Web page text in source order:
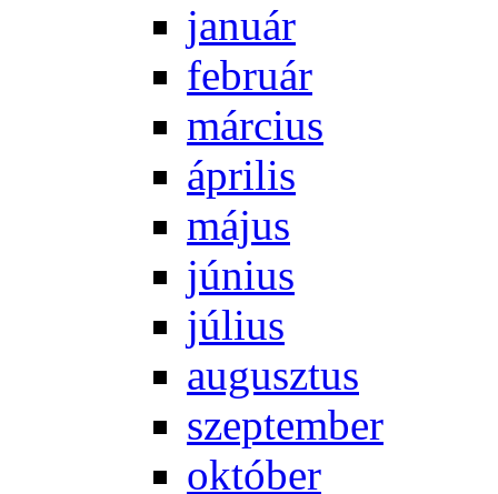
ja­nu­ár
feb­ru­ár
már­ci­us
áp­ri­lis
má­jus
jú­ni­us
jú­li­us
au­gusz­tus
szep­tem­ber
ok­tó­ber